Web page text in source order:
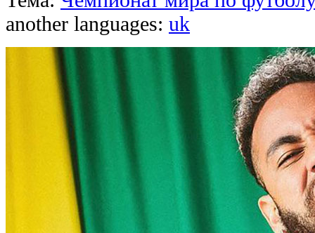
another languages: uk